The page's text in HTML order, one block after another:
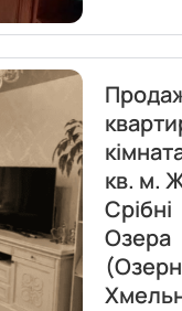
кв. м.
Срібні
Озера